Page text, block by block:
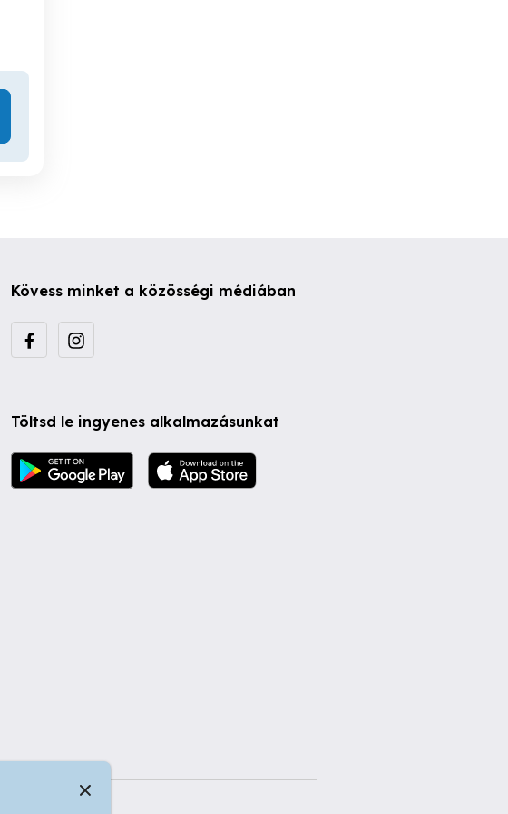
Kövess minket a közösségi médiában
Töltsd le ingyenes alkalmazásunkat